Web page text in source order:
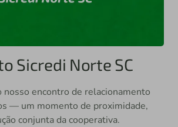
Sicredi Norte SC
nosso encontro de relacionamento
— um momento de proximidade,
conjunta da cooperativa.